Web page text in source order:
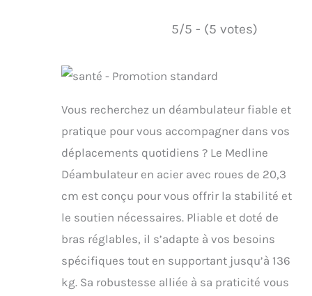
5/5 - (5 votes)
Vous recherchez un déambulateur fiable et
pratique pour vous accompagner dans vos
déplacements quotidiens ? Le Medline
Déambulateur en acier avec roues de 20,3
cm est conçu pour vous offrir la stabilité et
le soutien nécessaires. Pliable et doté de
bras réglables, il s’adapte à vos besoins
spécifiques tout en supportant jusqu’à 136
kg. Sa robustesse alliée à sa praticité vous